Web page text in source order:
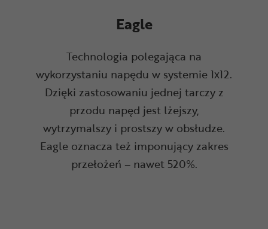
Eagle
Technologia polegająca na
wykorzystaniu napędu w systemie 1x12.
Dzięki zastosowaniu jednej tarczy z
przodu napęd jest lżejszy,
wytrzymalszy i prostszy w obsłudze.
Eagle oznacza też imponujący zakres
przełożeń – nawet 520%.